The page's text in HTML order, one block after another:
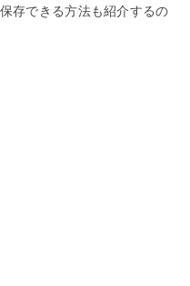
存できる方法も紹介するの